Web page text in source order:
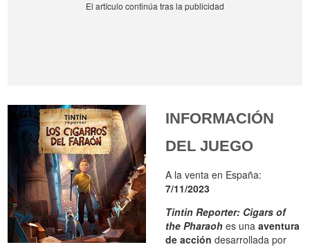
INFORMACIÓN
DEL JUEGO
A la venta en España:
7/11/2023
Tintin Reporter: Cigars of
the Pharaoh es unaaventura
de acción desarrollada por